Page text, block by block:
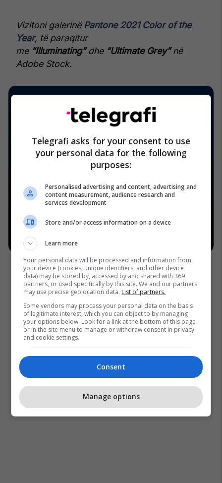
Vizitoni galerinë Pantone 2021 Color of the
Year, të paraqitur
me “Illuminating”dhe “Ultimate Grey”në
Adobe Stock.
Telegrafi asks for your consent to use
your personal data for the following
purposes:
Personalised advertising and content, advertising and
content measurement, audience research and
services development
Store and/or access information on a device
Learn more
Your personal data will be processed and information from
your device (cookies, unique identifiers, and other device
data) may be stored by, accessed by and shared with 369
partners, or used specifically by this site. We and our partners
may use precise geolocation data. List of partners.
Some vendors may process your personal data on the basis
of legitimate interest, which you can object to by managing
your options below. Look for a link at the bottom of this page
or in the site menu to manage or withdraw consent in privacy
and cookie settings.
Consent
Manage options